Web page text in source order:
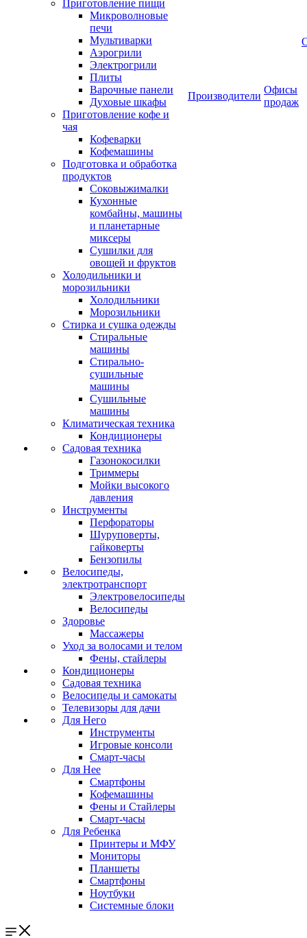
Приготовление пищи
Микроволновые
печи
Мультиварки
Аэрогрили
Электрогрили
Плиты
Варочные панели
Духовые шкафы
Приготовление кофе и
чая
Кофеварки
Кофемашины
Подготовка и обработка
продуктов
Соковыжималки
Кухонные
комбайны, машины
и планетарные
миксеры
Сушилки для
овощей и фруктов
Холодильники и
морозильники
Холодильники
Морозильники
Стирка и сушка одежды
Стиральные
машины
Стирально-
сушильные
машины
Сушильные
машины
Климатическая техника
Кондиционеры
Садовая техника
Газонокосилки
Триммеры
Мойки высокого
давления
Инструменты
Перфораторы
Шуруповерты,
гайковерты
Бензопилы
Велосипеды,
электротранспорт
Электровелосипеды
Велосипеды
Здоровье
Массажеры
Уход за волосами и телом
Фены, стайлеры
Кондиционеры
Садовая техника
Велосипеды и самокаты
Телевизоры для дачи
Для Него
Инструменты
Игровые консоли
Смарт-часы
Для Нее
Смартфоны
Кофемашины
Фены и Стайлеры
Смарт-часы
Для Ребенка
Принтеры и МФУ
Мониторы
Планшеты
Смартфоны
Ноутбуки
Системные блоки
Производители
Офисы
продаж